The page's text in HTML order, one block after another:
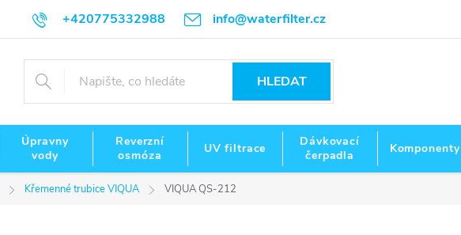
+420775332988 info@waterfilter.cz
HLEDAT
Úpravny
vody
Reverzní
osmóza
UV filtrace
Dávkovací
čerpadla
Komponenty
Křemenné trubice VIQUA VIQUA QS-212